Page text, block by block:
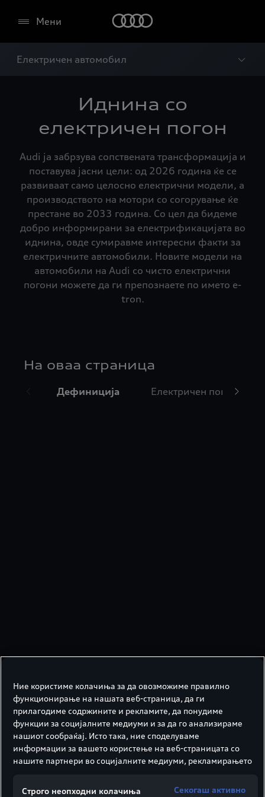
Мени
Електричен автомобил
Иднина со
електричен погон
Audi ја забрзува сопствената трансформација и
поставува јасни цели: од 2026 година ќе се
развиваат само целосно електрични модели, а
производството на мотори со согорување ќе
престане во 2033 година. Со цел да бидеме
добро информирани за електрификацијата во
иднина, овде сумиравме интересни факти за
електричните автомобили. Новите модели на
автомобили на Audi со чисто електрични
погони можете да ги препознаете по името e-
tron.
На оваа страница
Дефиниција Електричен погон
Што е електричен
автомобил?
Електричниот автомобил има многу
автомобил, електрично возило, целосно/
Ние користиме колачиња за да овозможиме правилно
функционирање на нашата веб-страница, да ги
прилагодиме содржините и рекламите, да понудиме
функции за социјалните медиуми и за да го анализираме
нашиот сообраќај. Исто така, ние споделуваме
информации за вашето користење на веб-страницата со
нашите партнери во социјалните медиуми, рекламирањето
Строго неопходни колачиња
Секогаш активно